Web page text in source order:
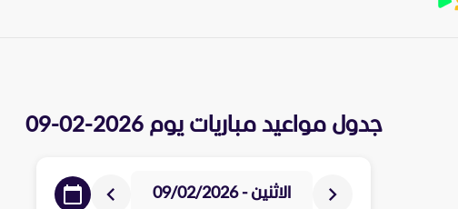
جدول مواعيد مباريات يوم 2026-02-09
الاثنين - 09/02/2026